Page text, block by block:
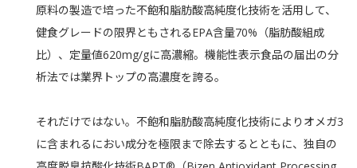
原料の製造で培った不飽和脂肪酸高純度化技術を活用して、
健食グレードの限界ともされるEPA含量70%（脂肪酸組成
比）、定量値620mg/gに高濃縮。機能性表示食品の届出の分
析法では業界トップの高濃度を誇る。
それだけではない。不飽和脂肪酸高純度化技術によりオメガ3
に含まれるにおい成分を極限まで除去するとともに、独自の